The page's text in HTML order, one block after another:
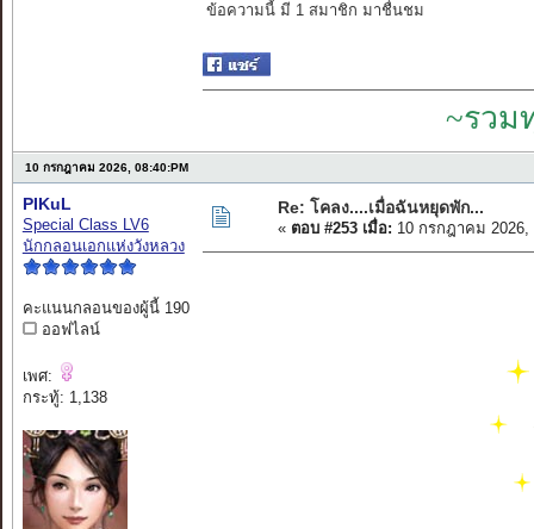
ข้อความนี้ มี 1 สมาชิก มาชื่นชม
~รวม
10 กรกฎาคม 2026, 08:40:PM
PIKuL
Special Class LV6
นักกลอนเอกแห่งวังหลวง
คะแนนกลอนของผู้นี้ 190
ออฟไลน์
เพศ:
กระทู้: 1,138
Re: โคลง....เมื่อฉันหยุดพัก...
« ตอบ #253 เมื่อ: 10 กรกฎาคม 2026,